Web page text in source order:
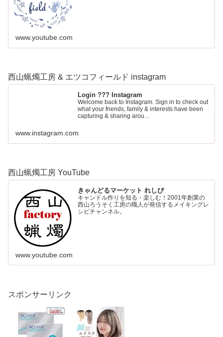
www.youtube.com
西山蝋燭工房 & エツコフィールド instagram
Login ??? Instagram
Welcome back to Instagram. Sign in to check out
what your friends, family & interests have been
capturing & sharing arou…
www.instagram.com
西山蝋燭工房 YouTube
きゃんどるマーケット れしぴ
キャンドル作りを知る・楽しむ！2001年創業の
西山ろうそく工房の職人が発信するメイキングレ
シピチャンネル。
www.youtube.com
スポンサーリンク